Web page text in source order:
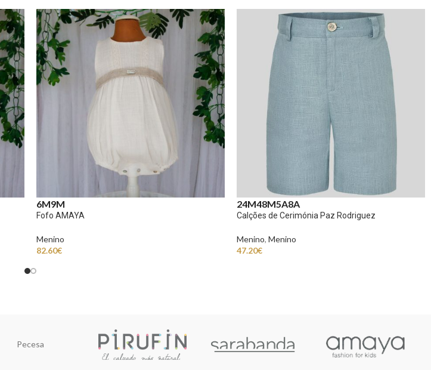
6M9M
Fofo AMAYA
Menino
82.60€
24M48M5A8A
Calções de Cerimónia Paz Rodriguez
Menino, Menino
47.20€
Pecesa